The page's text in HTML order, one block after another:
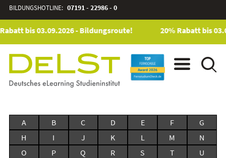
BILDUNGSHOTLINE: 07191 - 22986 - 0
bis 03.09.2026 - Bildungsroute! 20% Rabatt bis
A B C D E F
G
H
I J K L M
N
O
P Q R S T
U